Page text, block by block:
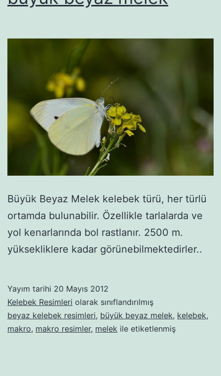
Büyük Beyaz Melek kelebek türü, her türlü
ortamda bulunabilir. Özellikle tarlalarda ve
yol kenarlarında bol rastlanır. 2500 m.
yüksekliklere kadar görünebilmektedirler..
Yayım tarihi 20 Mayıs 2012
Kelebek Resimleri olarak sınıflandırılmış
beyaz kelebek resimleri, büyük beyaz melek, kelebek,
makro, makro resimler, melek ile etiketlenmiş